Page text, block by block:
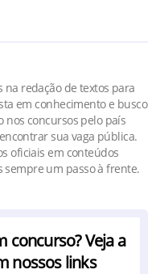
na redação de textos para
em conhecimento e busco
nos concursos pelo país
sua vaga pública.
oficiais em conteúdos
um passo à frente.
concurso? Veja a
nossos links